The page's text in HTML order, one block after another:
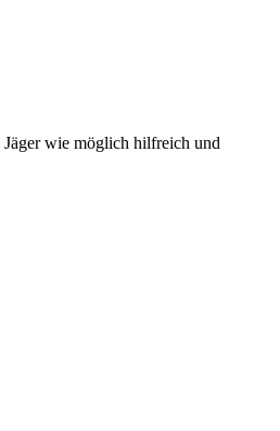
Jäger wie möglich hilfreich und